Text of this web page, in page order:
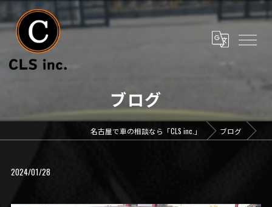
ブログ
名古屋で車の相談なら「CLS inc.」 ブログ
2024/01/28